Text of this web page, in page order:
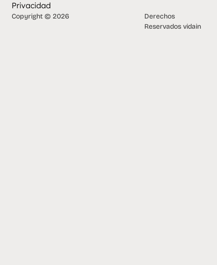
Privacidad
Copyright © 2026
Derechos
Reservados vidain